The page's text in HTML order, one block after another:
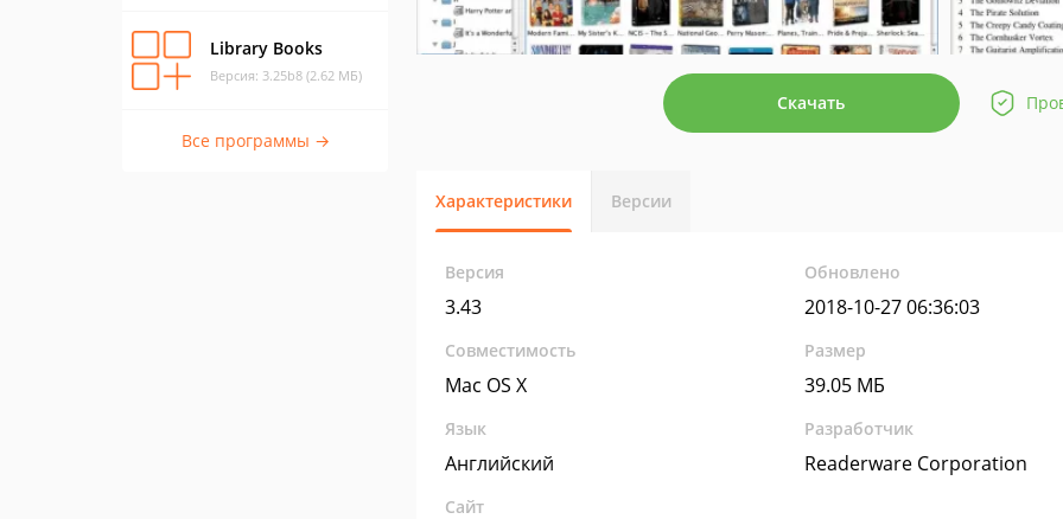
Library Books
Версия: 3.25b8 (2.62 МБ)
Все программы →
Скачать
Характеристики Версии
Версия
3.43
Обновлено
2018-10-27 06:36:03
Совместимость
Mac OS X
Размер
39.05 МБ
Язык
Английский
Разработчик
Readerware Corporation
Сайт